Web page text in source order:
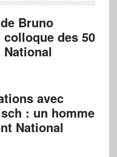
Bruno
des 50
avec
: un homme
National